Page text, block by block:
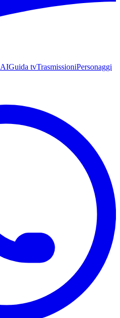
AIGuida tvTrasmissioniPersonaggi